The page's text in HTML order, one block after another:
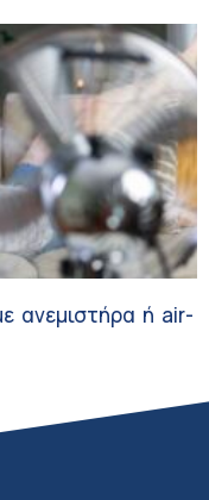
ανεμιστήρα ή air-